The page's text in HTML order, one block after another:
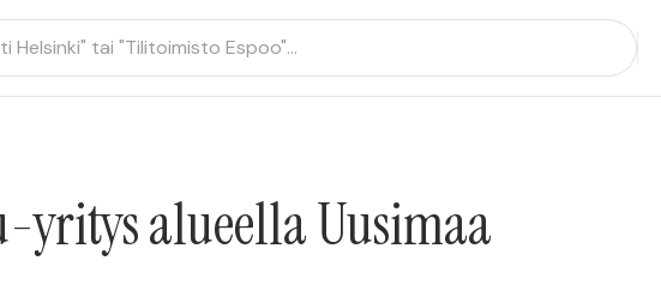
yritys alueella Uusimaa